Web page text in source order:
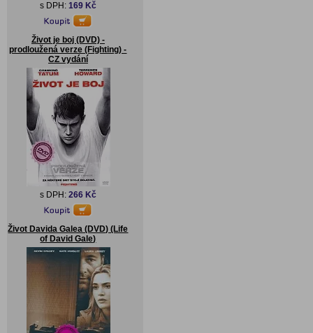
s DPH: 169 Kč
Život je boj (DVD) -
prodloužená verze (Fighting) -
CZ vydání
s DPH: 266 Kč
Život Davida Galea (DVD) (Life
of David Gale)